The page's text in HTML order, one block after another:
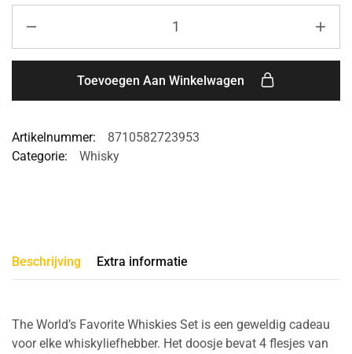
Toevoegen Aan Winkelwagen
Artikelnummer:
8710582723953
Categorie:
Whisky
Beschrijving Extra informatie
The World’s Favorite Whiskies Set is een geweldig cadeau
voor elke whiskyliefhebber. Het doosje bevat 4 flesjes van